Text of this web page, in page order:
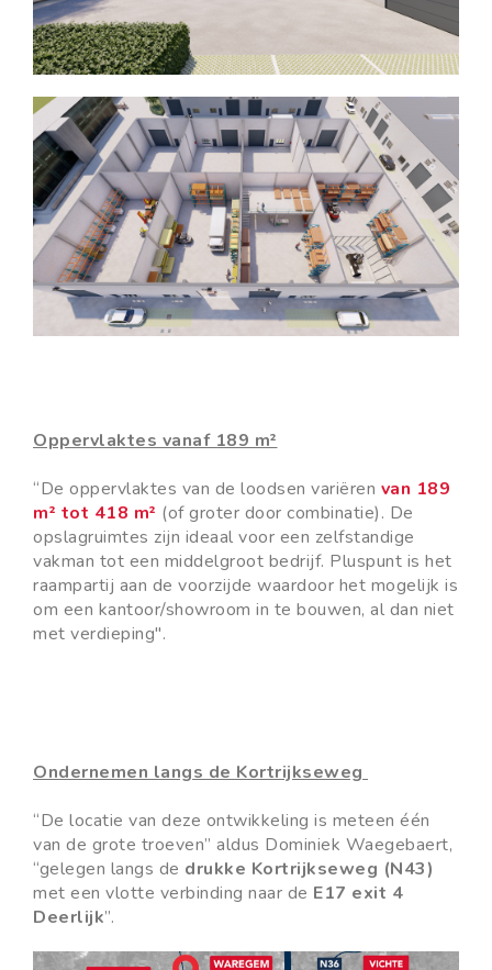
Oppervlaktes vanaf 189 m²
“De oppervlaktes van de loodsen variëren van 189
m² tot 418 m² (of groter door combinatie). De
opslagruimtes zijn ideaal voor een zelfstandige
vakman tot een middelgroot bedrijf. Pluspunt is het
raampartij aan de voorzijde waardoor het mogelijk is
om een kantoor/showroom in te bouwen, al dan niet
met verdieping".
Ondernemen langs de Kortrijkseweg
“De locatie van deze ontwikkeling is meteen één
van de grote troeven” aldus Dominiek Waegebaert,
“gelegen langs de drukke Kortrijkseweg (N43)
met een vlotte verbinding naar de E17 exit 4
Deerlijk”.